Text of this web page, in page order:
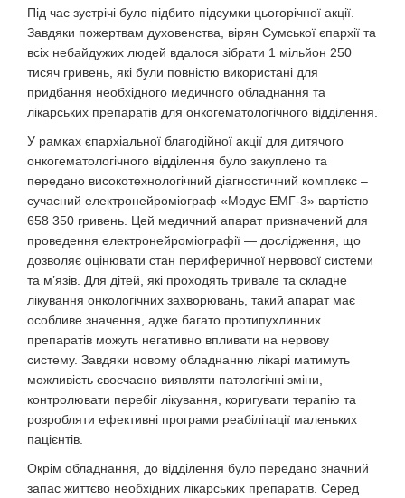
Під час зустрічі було підбито підсумки цьогорічної акції.
Завдяки пожертвам духовенства, вірян Сумської єпархії та
всіх небайдужих людей вдалося зібрати 1 мільйон 250
тисяч гривень, які були повністю використані для
придбання необхідного медичного обладнання та
лікарських препаратів для онкогематологічного відділення.
У рамках єпархіальної благодійної акції для дитячого
онкогематологічного відділення було закуплено та
передано високотехнологічний діагностичний комплекс –
сучасний електронейроміограф «Модус ЕМГ-3» вартістю
658 350 гривень. Цей медичний апарат призначений для
проведення електронейроміографії — дослідження, що
дозволяє оцінювати стан периферичної нервової системи
та м’язів. Для дітей, які проходять тривале та складне
лікування онкологічних захворювань, такий апарат має
особливе значення, адже багато протипухлинних
препаратів можуть негативно впливати на нервову
систему. Завдяки новому обладнанню лікарі матимуть
можливість своєчасно виявляти патологічні зміни,
контролювати перебіг лікування, коригувати терапію та
розробляти ефективні програми реабілітації маленьких
пацієнтів.
Окрім обладнання, до відділення було передано значний
запас життєво необхідних лікарських препаратів. Серед